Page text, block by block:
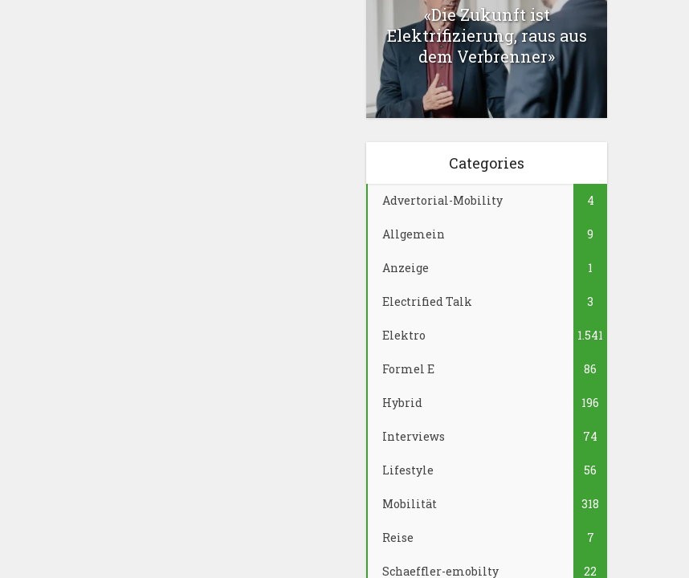
«Die Zukunft ist
Elektrifizierung, raus aus
dem Verbrenner»
Categories
Advertorial-Mobility 4
Allgemein 9
Anzeige 1
Electrified Talk 3
Elektro 1.541
Formel E 86
Hybrid 196
Interviews 74
Lifestyle 56
Mobilität 318
Reise 7
Schaeffler-emobilty 22